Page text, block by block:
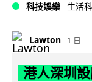
科技娛樂 生活
Lawton 1 日
港人深圳